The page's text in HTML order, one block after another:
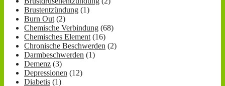
Brustentzündung (1)
Burn Out (2)
Chemische Verbindung (68)
Chemisches Element (16)
Chronische Beschwerden (2)
Darmbeschwerden (1)
Demenz (3)
Depressionen (12)
Diabetis (1)